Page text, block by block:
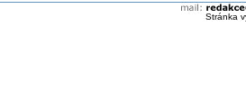
Stránka